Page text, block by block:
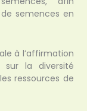
semences en
à l’affirmation
sur la diversité
ressources de